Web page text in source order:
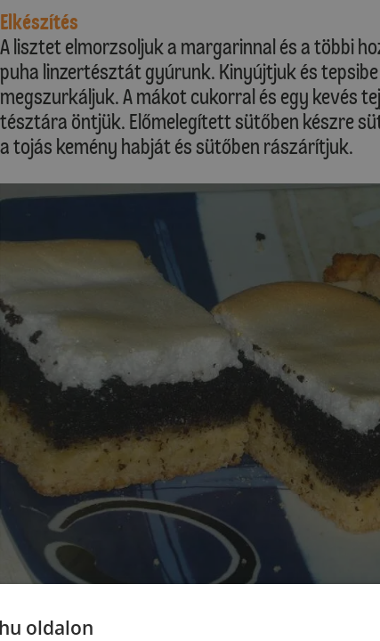
Elkészítés
A lisztet elmorzsoljuk a margarinnal és a többi
puha linzertésztát gyúrunk. Kinyújtjuk és
megszurkáljuk. A mákot cukorral és egy kevés
tésztára öntjük. Előmelegített sütőben készre
a tojás kemény habját és sütőben rászárítjuk.
oldalon